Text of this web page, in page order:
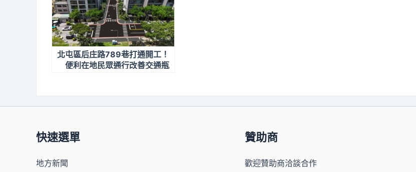
北屯區后庄路789巷打通開工！
便利在地民眾通行改善交通瓶
快速選單
地方新聞
贊助商
歡迎贊助商洽談合作